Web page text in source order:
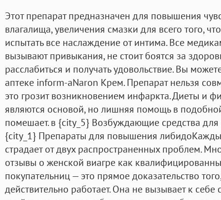
Этот препарат предназначен для повышения
влагалища, увеличения смазки для всего того,
испытать все наслаждение от интима. Все
вызывают привыкания, не стоит боятся за
расслабиться и получать удовольствие. Вы
аптеке inform-aNaron Крем. Препарат нельзя
это грозит возникновением инфаркта. Диеты и
являются основой, но лишняя помощь в
помешает. в {city_5} Возбуждающие средства
{city_1} Препараты для повышения
страдает от двух распространенных проблем.
отзывы о женской виагре как
покупательниц — это прямое доказательство
действительно работает. Она не вызывает к